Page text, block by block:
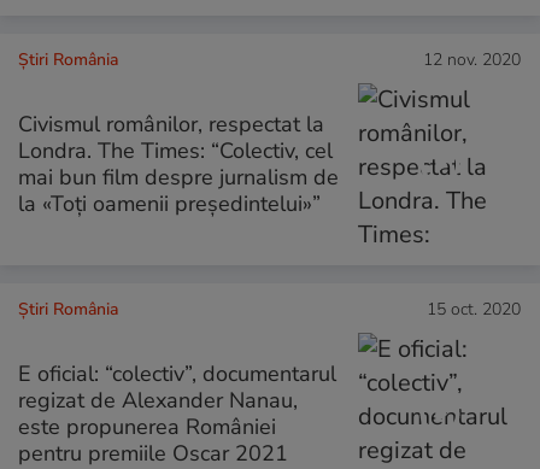
Știri România 12 nov. 2020
Civismul românilor, respectat la
Londra. The Times: “Colectiv, cel
mai bun film despre jurnalism de
la «Toți oamenii președintelui»”
Știri România 15 oct. 2020
E oficial: “colectiv”, documentarul
regizat de Alexander Nanau,
este propunerea României
pentru premiile Oscar 2021